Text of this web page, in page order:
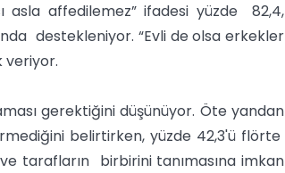
asla affedilemez” ifadesi yüzde 82,4,
destekleniyor. “Evli de olsa erkekler
veriyor.
gerektiğini düşünüyor. Öte yandan
belirtirken, yüzde 42,3'ü flörte
tarafların birbirini tanımasına imkan